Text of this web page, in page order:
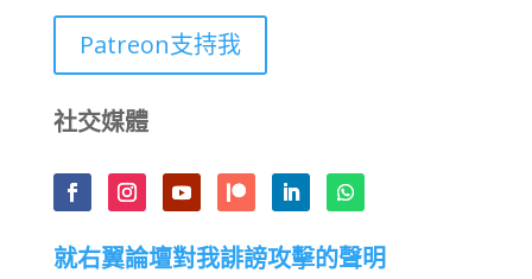
Patreon支持我
社交媒體
就右翼論壇對我誹謗攻擊的聲明